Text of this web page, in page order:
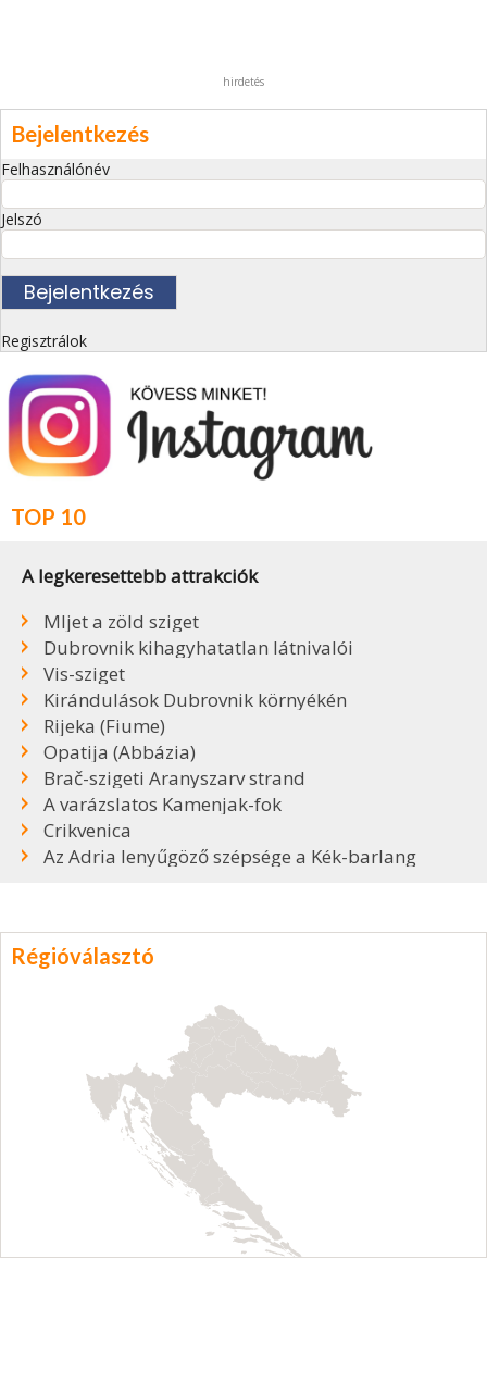
hirdetés
Bejelentkezés
Felhasználónév
Jelszó
Regisztrálok
TOP 10
A legkeresettebb attrakciók
Mljet a zöld sziget
Dubrovnik kihagyhatatlan látnivalói
Vis-sziget
Kirándulások Dubrovnik környékén
Rijeka (Fiume)
Opatija (Abbázia)
Brač-szigeti Aranyszarv strand
A varázslatos Kamenjak-fok
Crikvenica
Az Adria lenyűgöző szépsége a Kék-barlang
Régióválasztó